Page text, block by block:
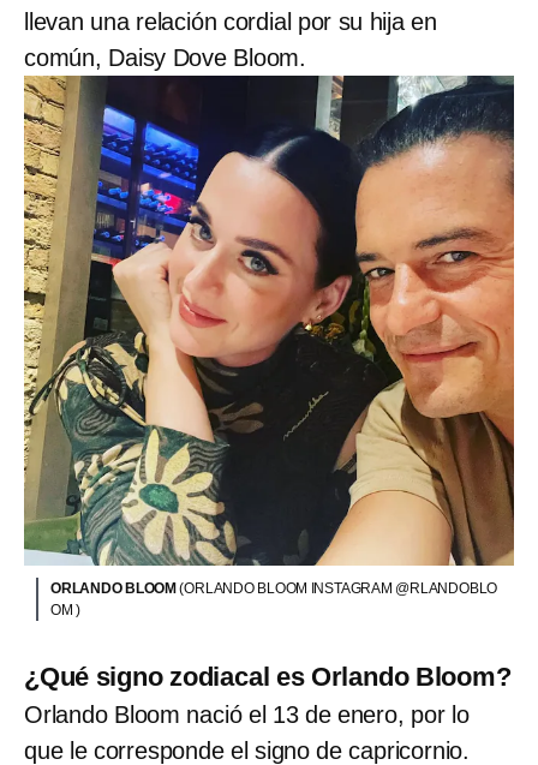
llevan una relación cordial por su hija en
común, Daisy Dove Bloom.
ORLANDO BLOOM(ORLANDO BLOOM INSTAGRAM @RLANDOBLO
OM )
¿Qué signo zodiacal es Orlando Bloom?
Orlando Bloom nació el 13 de enero, por lo
que le corresponde el signo de capricornio.